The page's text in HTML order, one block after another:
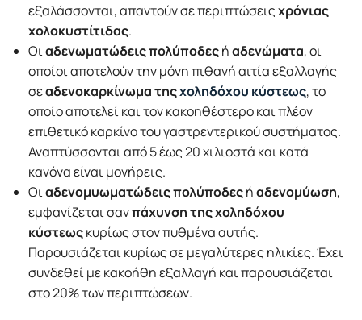
εξαλάσσονται, απαντούν σε περιπτώσειςχρόνιας
χολοκυστίτιδας.
Οιαδενωματώδεις πολύποδεςήαδενώματα, οι
οποίοι αποτελούν την μόνη πιθανή αιτία εξαλλαγής
σεαδενοκαρκίνωμα τηςχοληδόχου κύστεως, το
οποίο αποτελεί και τον κακοηθέστερο και πλέον
επιθετικό καρκίνο του γαστρεντερικού συστήματος.
Αναπτύσσονται από 5 έως 20 χιλιοστά και κατά
κανόνα είναι μονήρεις.
Οιαδενομυωματώδεις πολύποδεςήαδενομύωση,
εμφανίζεται σανπάχυνση της χοληδόχου
κύστεωςκυρίως στον πυθμένα αυτής.
Παρουσιάζεται κυρίως σε μεγαλύτερες ηλικίες. Έχει
συνδεθεί με κακοήθη εξαλλαγή και παρουσιάζεται
στο 20% των περιπτώσεων.